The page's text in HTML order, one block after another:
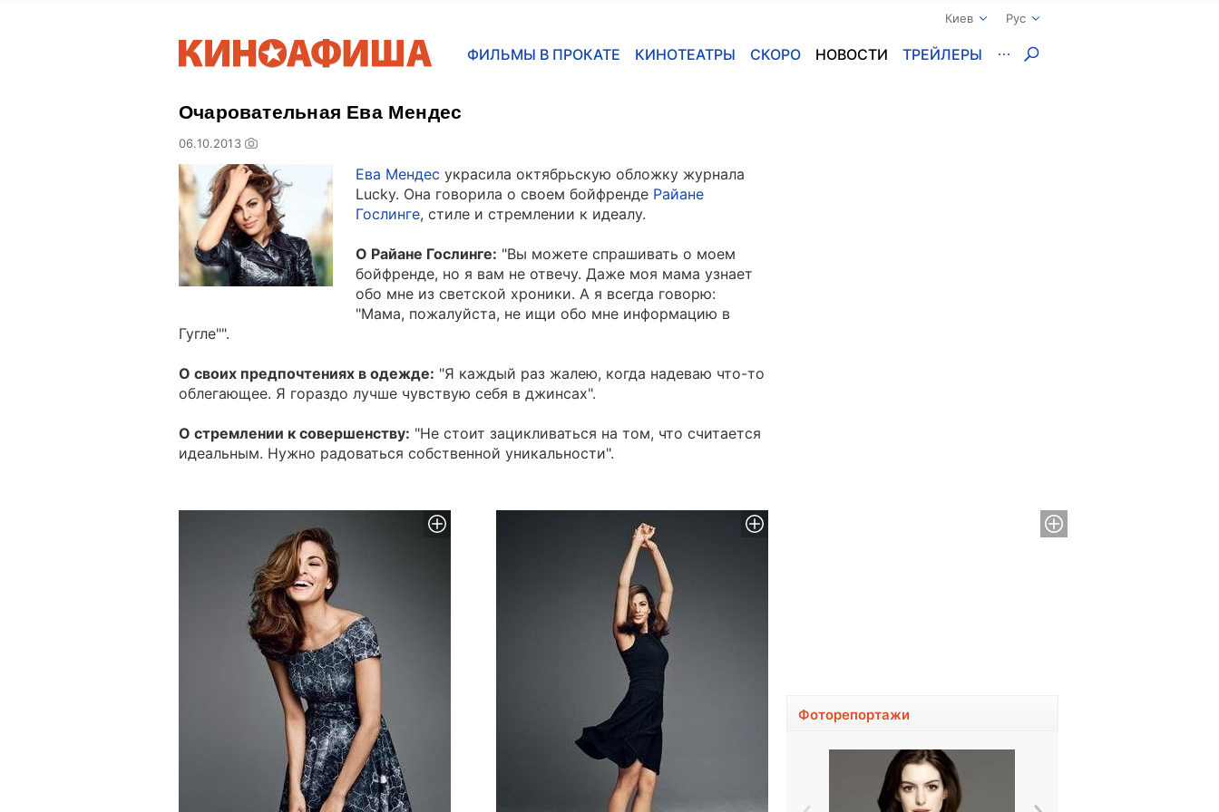
Киев Рус
ФИЛЬМЫ В ПРОКАТЕ КИНОТЕАТРЫ СКОРО НОВОСТИ ТРЕЙЛЕРЫ
Очаровательная Ева Мендес
06.10.2013
Ева Мендес украсила октябрьскую обложку журнала
Lucky. Она говорила о своем бойфренде Райане
Гослинге, стиле и стремлении к идеалу.
О Райане Гослинге: "Вы можете спрашивать о моем
бойфренде, но я вам не отвечу. Даже моя мама узнает
обо мне из светской хроники. А я всегда говорю:
"Мама, пожалуйста, не ищи обо мне информацию в
Гугле"".
О своих предпочтениях в одежде: "Я каждый раз жалею, когда надеваю что-то
облегающее. Я гораздо лучше чувствую себя в джинсах".
О стремлении к совершенству: "Не стоит зацикливаться на том, что считается
идеальным. Нужно радоваться собственной уникальности".
Фоторепортажи